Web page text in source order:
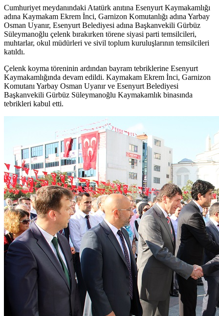
Cumhuriyet meydanındaki Atatürk anıtına Esenyurt Kaymakamlığı
adına Kaymakam Ekrem İnci, Garnizon Komutanlığı adına Yarbay
Osman Uyanır, Esenyurt Belediyesi adına Başkanvekili Gürbüz
Süleymanoğlu çelenk bırakırken törene siyasi parti temsilcileri,
muhtarlar, okul müdürleri ve sivil toplum kuruluşlarının temsilcileri
katıldı.
Çelenk koyma töreninin ardından bayram tebriklerine Esenyurt
Kaymakamlığında devam edildi. Kaymakam Ekrem İnci, Garnizon
Komutanı Yarbay Osman Uyanır ve Esenyurt Belediyesi
Başkanvekili Gürbüz Süleymanoğlu Kaymakamlık binasında
tebrikleri kabul etti.